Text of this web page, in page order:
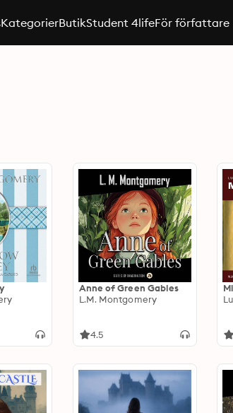
KategorierButikStudent 4lifeFör författare
Anne of Green Gables
L.M. Montgomery
4.5